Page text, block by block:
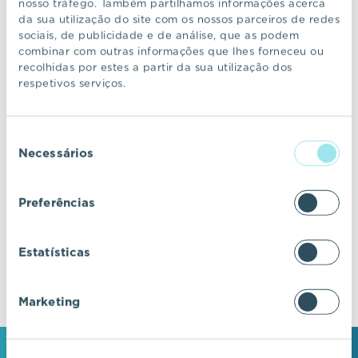
nosso tráfego. Também partilhamos informações acerca
da sua utilização do site com os nossos parceiros de redes
sociais, de publicidade e de análise, que as podem
combinar com outras informações que lhes forneceu ou
recolhidas por estes a partir da sua utilização dos
respetivos serviços.
deNecessários
Preferências
Estatísticas
Marketing
CONTINUAR A NAVEGAR
Descubra ecossistemas residenciais de
excelência, onde o design e a arquitetura se
fundem com a inovação e a sustentabilidade.